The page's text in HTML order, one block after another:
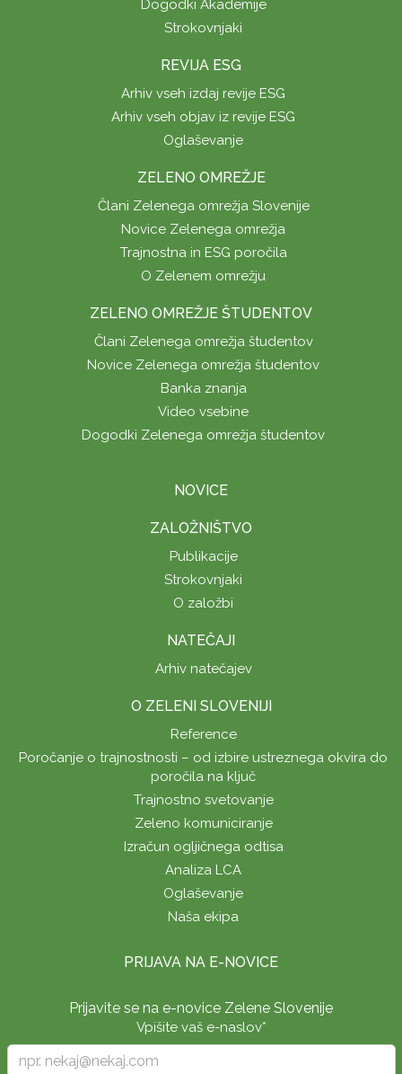
Dogodki Akademije
Strokovnjaki
REVIJA ESG
Arhiv vseh izdaj revije ESG
Arhiv vseh objav iz revije ESG
Oglaševanje
ZELENO OMREŽJE
Člani Zelenega omrežja Slovenije
Novice Zelenega omrežja
Trajnostna in ESG poročila
O Zelenem omrežju
ZELENO OMREŽJE ŠTUDENTOV
Člani Zelenega omrežja študentov
Novice Zelenega omrežja študentov
Banka znanja
Video vsebine
Dogodki Zelenega omrežja študentov
NOVICE
ZALOŽNIŠTVO
Publikacije
Strokovnjaki
O založbi
NATEČAJI
Arhiv natečajev
O ZELENI SLOVENIJI
Reference
Poročanje o trajnostnosti – od izbire ustreznega okvira do
poročila na ključ
Trajnostno svetovanje
Zeleno komuniciranje
Izračun ogljičnega odtisa
Analiza LCA
Oglaševanje
Naša ekipa
PRIJAVA NA E-NOVICE
Prijavite se na e-novice Zelene Slovenije
Vpišite vaš e-naslov*